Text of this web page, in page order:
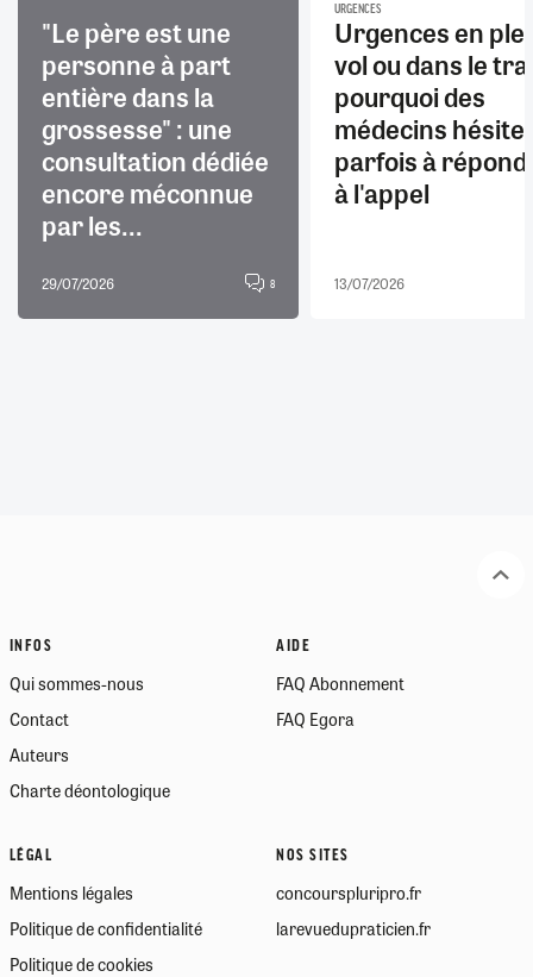
"Le père est une
personne à part
entière dans la
grossesse" : une
consultation dédiée
encore méconnue
par les...
29/07/2026 8
URGENCES
Urgences en
vol ou dans le
pourquoi des
médecins
parfois à
à l'appel
13/07/2026
INFOS
Qui sommes-nous
Contact
Auteurs
Charte déontologique
AIDE
FAQ Abonnement
FAQ Egora
LÉGAL
Mentions légales
Politique de confidentialité
Politique de cookies
NOS SITES
concourspluripro.fr
larevuedupraticien.fr